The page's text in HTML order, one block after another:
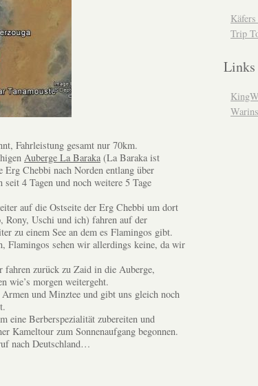
Fahrleistung gesamt nur 70km.
Auberge La Baraka (La Baraka ist
Chebbi nach Norden entlang über
4 Tagen und noch weitere 5 Tage
auf die Ostseite der Erg Chebbi um dort
Rony, Uschi und ich) fahren auf der
zu einem See an dem es Flamingos gibt.
Flamingos sehen wir allerdings keine, da wir
zurück zu Zaid in die Auberge,
wie’s morgen weitergeht.
und Minztee und gibt uns gleich noch
eine Berberspezialität zubereiten und
Kameltour zum Sonnenaufgang begonnen.
nach Deutschland…
Trip
Links